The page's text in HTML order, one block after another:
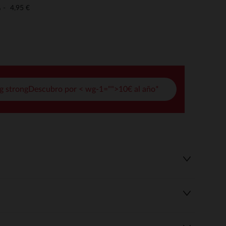
4,95 €
strongDescubro por < wg-1="">10€ al año*